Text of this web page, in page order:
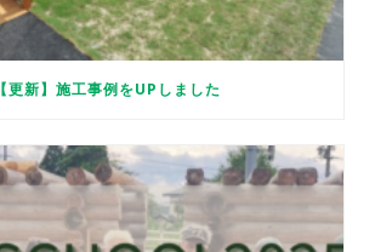
【更新】施工事例をUPしました